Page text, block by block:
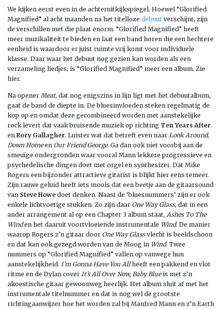
We kijken eerst even in de achteruitkijkspiegel. Hoewel “Glorified
Magnified” al acht maanden na het titelloze debuut verschijnt, zijn
de verschillen met die plaat enorm. “Glorified Magnified” heeft
meer muzikaliteit te bieden en laat een band horen die een hechtere
eenheid is waardoor er juist ruimte vrij komt voor individuele
klasse. Daar waar het debuut nog gezien kan worden als een
verzameling liedjes, is “Glorified Magnified” meer een album. Zie
hier.
Na opener Meat, dat nog enigszins in lijn ligt met het debuutalbum,
gaat de band de diepte in. De bluesinvloeden steken regelmatig de
kop op en omdat deze gecombineerd worden met aanstekelijke
rock levert dat vaak bruisende muziek op richting Ten Years After
en Rory Gallagher. Luister wat dat betreft even naar Look Around,
Down Homeen Our Friend George. Ga dan ook niet voorbij aan de
smeuïge ondergronden waar vooral Mann lekkere progressieve en
psychedelische dingen doet met orgel en synthesizer. Dat Mike
Rogers een bijzonder attractieve gitarist is blijkt hier eens temeer.
Zijn rauwe geluid heeft iets moois dat een beetje aan de gitaarsound
van Steve Howe doet denken. Naast de ‘bluesnummers’ zijn er ook
enkele lichtvoetige stukken. Zo zijn daar One Way Glass, dat in een
ander arrangement al op een Chapter 3 album staat, Ashes To The
Winden het daaruit voortvloeiende instrumentale Wind. De manier
waarop Rogers z’n gitaar door One Way Glassvlecht is beeldschoon
en dat kan ook gezegd worden van de Moog in Wind. Twee
nummers op “Glorified Magnified” vallen op vanwege hun
aanstekelijkheid. I’m Gonna Have You Allheeft een pakkend en vlot
ritme en de Dylan cover It’s All Over Now, Baby Blueis met z’n
akoestische gitaar gewoonweg heerlijk. Het album sluit af met het
instrumentale titelnummer en dat is nog wel de grootste
richtingaanwijzer hoe het worden zal bij Manfred Mann en z’n Earth